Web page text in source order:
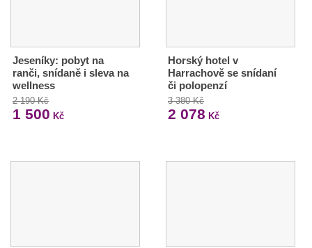
Jeseníky: pobyt na
ranči, snídaně i sleva na
wellness
2 190 Kč
1 500 Kč
Horský hotel v
Harrachově se snídaní
či polopenzí
3 380 Kč
2 078 Kč